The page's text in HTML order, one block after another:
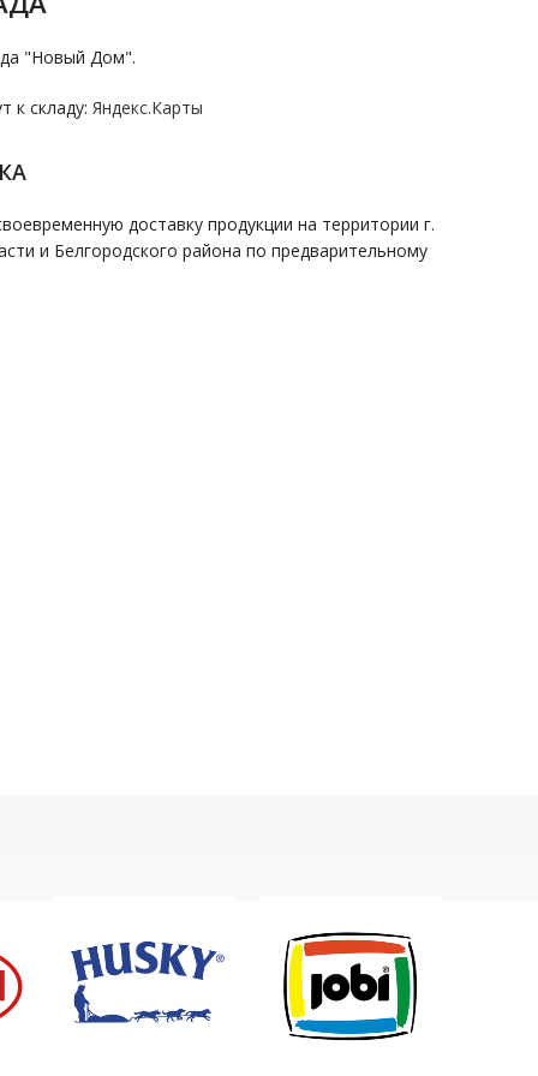
"Новый Дом".
к складу: Яндекс.Карты
доставку продукции на территории г.
и Белгородского района по предварительному